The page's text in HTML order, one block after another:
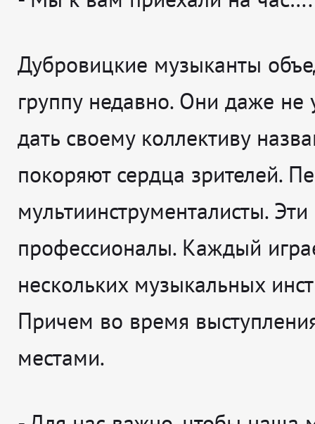
Дубровицкие музыканты
группу недавно. Они даже не
дать своему коллективу
покоряют сердца зрителей.
мультиинструменталисты. Эти
профессионалы. Каждый
нескольких музыкальных
Причем во время
местами.